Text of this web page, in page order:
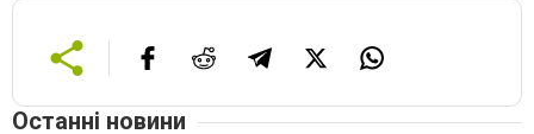
Останні новини